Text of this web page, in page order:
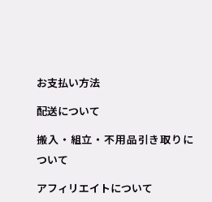
お支払い方法
配送について
搬入・組立・不用品引き取りに
ついて
アフィリエイトについて